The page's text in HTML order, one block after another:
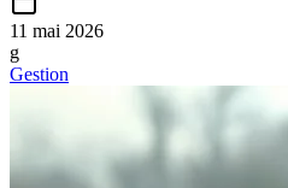
11 mai 2026
g
Gestion